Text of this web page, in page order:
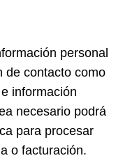
personal
de contacto como
información
necesario podrá
para procesar
o facturación.